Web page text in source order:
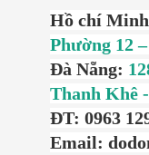
Hồ chí Minh
Phường 12
Đà Nẵng:
Thanh Khê
ĐT: 0963
Email: